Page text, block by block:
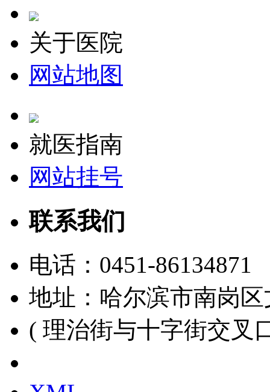
关于医院
网站地图
就医指南
网站挂号
联系我们
电话： 0451-86134871
地址：哈尔滨市南岗
( 理治街与十字街交叉